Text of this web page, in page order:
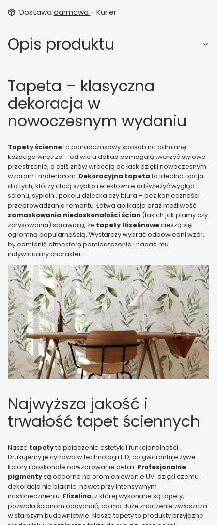
Dostawa darmowa - Kurier
Opis produktu
Tapeta – klasyczna
dekoracja w
nowoczesnym wydaniu
Tapety ścienneto ponadczasowy sposób na odmianę
każdego wnętrza – od wielu dekad pomagają tworzyć stylowe
przestrzenie, a dziś znów wracają do łask dzięki nowoczesnym
wzorom i materiałom. Dekoracyjna tapeta to idealna opcja
dla tych, którzy chcą szybko i efektownie odświeżyć wygląd
salonu, sypialni, pokoju dziecka czy biura – bez konieczności
przeprowadzania remontu. Łatwa aplikacja oraz możliwość
zamaskowania niedoskonałości ścian (takich jak plamy czy
zarysowania) sprawiają, że tapety flizelinowecieszą się
ogromną popularnością. Wystarczy wybrać odpowiedni wzór,
by odmienić atmosferę pomieszczenia i nadać mu
indywidualny charakter.
Najwyższa jakość i
trwałość tapet ściennych
Nasze tapetyto połączenie estetyki i funkcjonalności.
Drukujemy je cyfrowo w technologii HD, co gwarantuje żywe
kolory i doskonałe odwzorowanie detali. Profesjonalne
pigmentysą odporne na promieniowanie UV, dzięki czemu
dekoracja nie blaknie, nawet przy intensywnym
nasłonecznieniu. Flizelina, z której wykonane są tapety,
pozwala ścianom oddychać, co ma duże znaczenie zwłaszcza
w starszym budownictwie. Nasze tapety to produkty przyjazne